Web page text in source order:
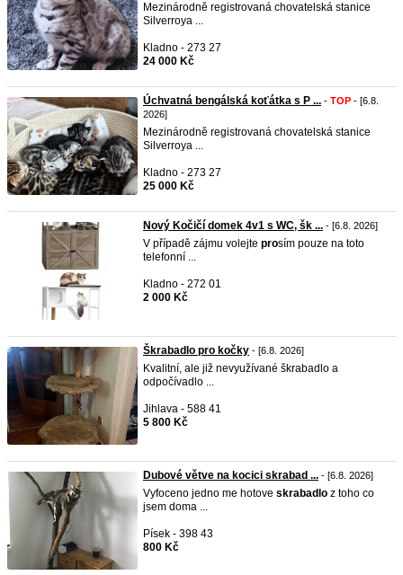
Mezinárodně registrovaná chovatelská stanice
Silverroya ...
Kladno - 273 27
24 000 Kč
Úchvatná bengálská koťátka s P ... - TOP - [6.8.
2026]
Mezinárodně registrovaná chovatelská stanice
Silverroya ...
Kladno - 273 27
25 000 Kč
Nový Kočičí domek 4v1 s WC, šk ... - [6.8. 2026]
V případě zájmu volejte prosím pouze na toto
telefonní ...
Kladno - 272 01
2 000 Kč
Škrabadlo pro kočky - [6.8. 2026]
Kvalitní, ale již nevyužívané škrabadlo a
odpočívadlo ...
Jihlava - 588 41
5 800 Kč
Dubové větve na kocici skrabad ... - [6.8. 2026]
Vyfoceno jedno me hotove skrabadlo z toho co
jsem doma ...
Písek - 398 43
800 Kč